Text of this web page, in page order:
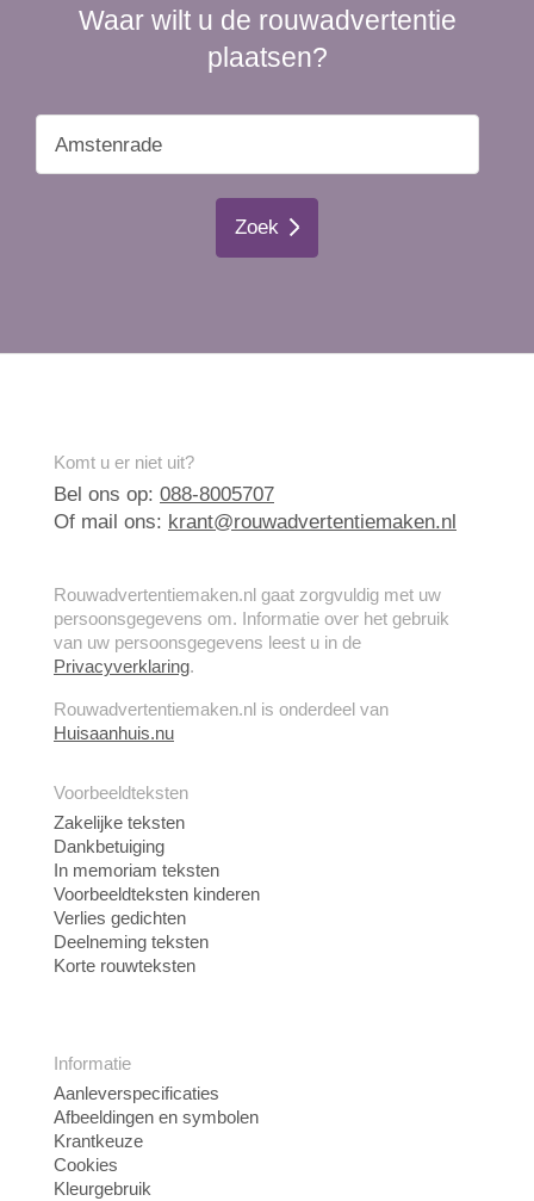
Waar wilt u de rouwadvertentie
plaatsen?
Zoek
Komt u er niet uit?
Bel ons op: 088-8005707
Of mail ons: krant@rouwadvertentiemaken.nl
Rouwadvertentiemaken.nl gaat zorgvuldig met uw
persoonsgegevens om. Informatie over het gebruik
van uw persoonsgegevens leest u in de
Privacyverklaring.
Rouwadvertentiemaken.nl is onderdeel van
Huisaanhuis.nu
Voorbeeldteksten
Zakelijke teksten
Dankbetuiging
In memoriam teksten
Voorbeeldteksten kinderen
Verlies gedichten
Deelneming teksten
Korte rouwteksten
Informatie
Aanleverspecificaties
Afbeeldingen en symbolen
Krantkeuze
Cookies
Kleurgebruik